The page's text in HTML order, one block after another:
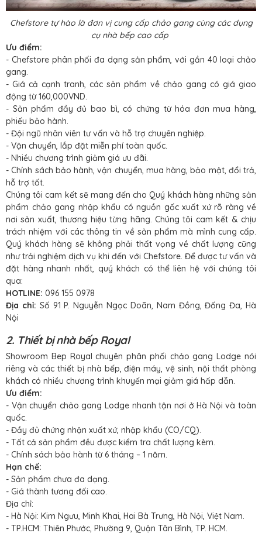
Chefstore tự hào là đơn vị cung cấp chảo gang cùng các dụng
cụ nhà bếp cao cấp
Ưu điểm:
- Chefstore phân phối đa dạng sản phẩm, với gần 40 loại chảo
gang.
- Giá cả cạnh tranh, các sản phẩm về chảo gang có giá giao
động từ 160,000VND.
- Sản phẩm đầy đủ bao bì, có chứng từ hóa đơn mua hàng,
phiếu bảo hành.
- Đội ngũ nhân viên tư vấn và hỗ trợ chuyên nghiệp.
- Vận chuyển, lắp đặt miễn phí toàn quốc.
- Nhiều chương trình giảm giá ưu đãi.
- Chính sách bảo hành, vận chuyển, mua hàng, bảo mật, đổi trả,
hỗ trợ tốt.
Chúng tôi cam kết sẽ mang đến cho Quý khách hàng những sản
phẩm chảo gang nhập khẩu có nguồn gốc xuất xứ rõ ràng về
nơi sản xuất, thương hiệu từng hãng. Chúng tôi cam kết & chịu
trách nhiệm với các thông tin về sản phẩm mà mình cung cấp.
Quý khách hàng sẽ không phải thất vọng về chất lượng cũng
như trải nghiệm dịch vụ khi đến với Chefstore. Để được tư vấn và
đặt hàng nhanh nhất, quý khách có thể liên hệ với chúng tôi
qua:
HOTLINE: 096 155 0978
Địa chỉ: Số 91 P. Nguyễn Ngọc Doãn, Nam Đồng, Đống Đa, Hà
Nội
2. Thiết bị nhà bếp Royal
Showroom Bep Royal chuyên phân phối chảo gang Lodge nói
riêng và các thiết bị nhà bếp, điện máy, vệ sinh, nội thất phòng
khách có nhiều chương trình khuyến mại giảm giá hấp dẫn.
Ưu điểm:
- Vận chuyển chảo gang Lodge nhanh tận nơi ở Hà Nội và toàn
quốc.
- Đầy đủ chứng nhận xuất xứ, nhập khẩu (CO/CQ).
- Tất cả sản phẩm đều được kiểm tra chất lượng kèm.
- Chính sách bảo hành từ 6 tháng – 1 năm.
Hạn chế:
- Sản phẩm chưa đa dạng.
- Giá thành tương đối cao.
Địa chỉ:
- Hà Nội: Kim Ngưu, Minh Khai, Hai Bà Trưng, Hà Nội, Việt Nam.
- TP.HCM: Thiên Phước, Phường 9, Quận Tân Bình, TP. HCM.